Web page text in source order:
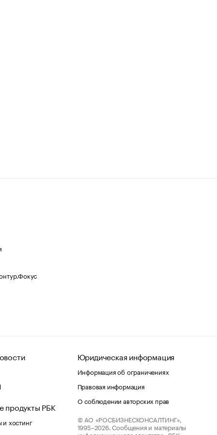
продукты РБК
хостинг
Юридическая информация
Информация об ограничениях
Правовая информация
О соблюдении авторских прав
© АО «РОСБИЗНЕСКОНСАЛТИНГ»,
1995–2026. Сообщения и материалы